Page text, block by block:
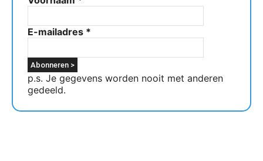
E-mailadres *
p.s. Je gegevens worden nooit met anderen
gedeeld.